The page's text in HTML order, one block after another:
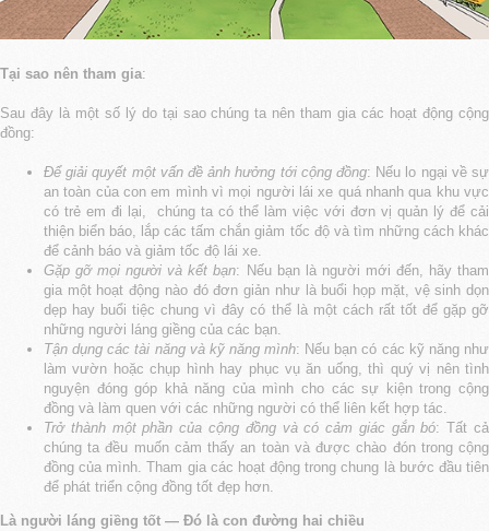
Tại sao nên tham gia:
Sau đây là một số lý do tại sao chúng ta nên tham gia các hoạt động cộng
đồng:
Để giải quyết một vấn đề ảnh hưởng tới cộng đồng: Nếu lo ngại về sự
an toàn của con em mình vì mọi người lái xe quá nhanh qua khu vực
có trẻ em đi lại, chúng ta có thể làm việc với đơn vị quản lý để cải
thiện biển báo, lắp các tấm chắn giảm tốc độ và tìm những cách khác
để cảnh báo và giảm tốc độ lái xe.
Gặp gỡ mọi người và kết bạn: Nếu bạn là người mới đến, hãy tham
gia một hoạt động nào đó đơn giản như là buổi họp mặt, vệ sinh dọn
dẹp hay buổi tiệc chung vì đây có thể là một cách rất tốt để gặp gỡ
những người láng giềng của các bạn.
Tận dụng các tài năng và kỹ năng mình: Nếu bạn có các kỹ năng như
làm vườn hoặc chụp hình hay phục vụ ăn uống, thì quý vị nên tình
nguyện đóng góp khả năng của mình cho các sự kiện trong cộng
đồng và làm quen với các những người có thể liên kết hợp tác.
Trở thành một phần của cộng đồng và có cảm giác gắn bó: Tất cả
chúng ta đều muốn cảm thấy an toàn và được chào đón trong cộng
đồng của mình. Tham gia các hoạt động trong chung là bước đầu tiên
để phát triển cộng đồng tốt đẹp hơn.
Là người láng giềng tốt — Đó là con đường hai chiều